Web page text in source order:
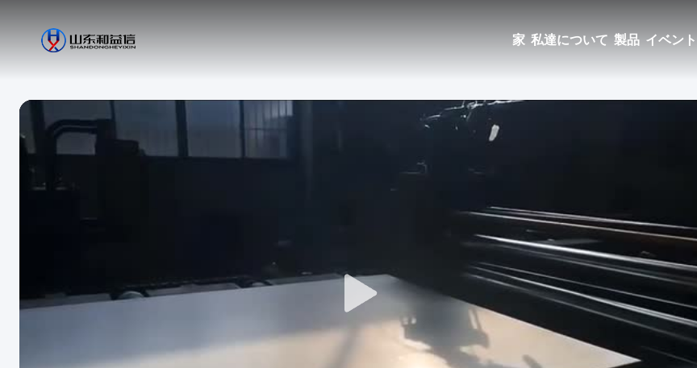
家 私達について 製品 イベント